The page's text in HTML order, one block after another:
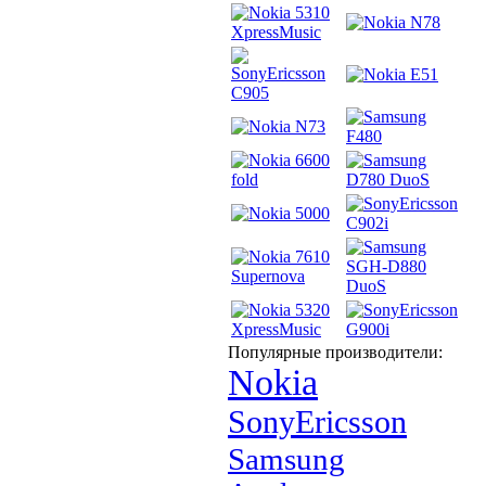
Популярные производители:
Nokia
SonyEricsson
Samsung